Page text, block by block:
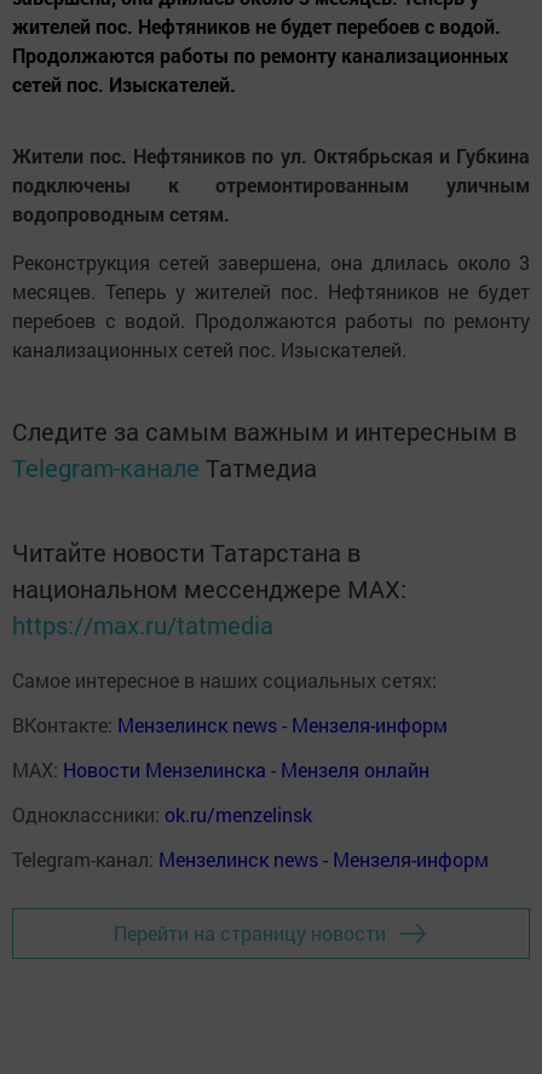
жителей пос. Нефтяников не будет перебоев с водой.
Продолжаются работы по ремонту канализационных
сетей пос. Изыскателей.
Жители пос. Нефтяников по ул. Октябрьская и Губкина
подключены к отремонтированным уличным
водопроводным сетям.
Реконструкция сетей завершена, она длилась около 3
месяцев. Теперь у жителей пос. Нефтяников не будет
перебоев с водой. Продолжаются работы по ремонту
канализационных сетей пос. Изыскателей.
Следите за самым важным и интересным в
Telegram-канале Татмедиа
Читайте новости Татарстана в
национальном мессенджере MАХ:
https://max.ru/tatmedia
Самое интересное в наших социальных сетях:
ВКонтакте: Мензелинск news - Мензеля-информ
MAX: Новости Мензелинска - Мензеля онлайн
Одноклассники: ok.ru/menzelinsk
Telegram-канал: Мензелинск news - Мензеля-информ
Перейти на страницу новости